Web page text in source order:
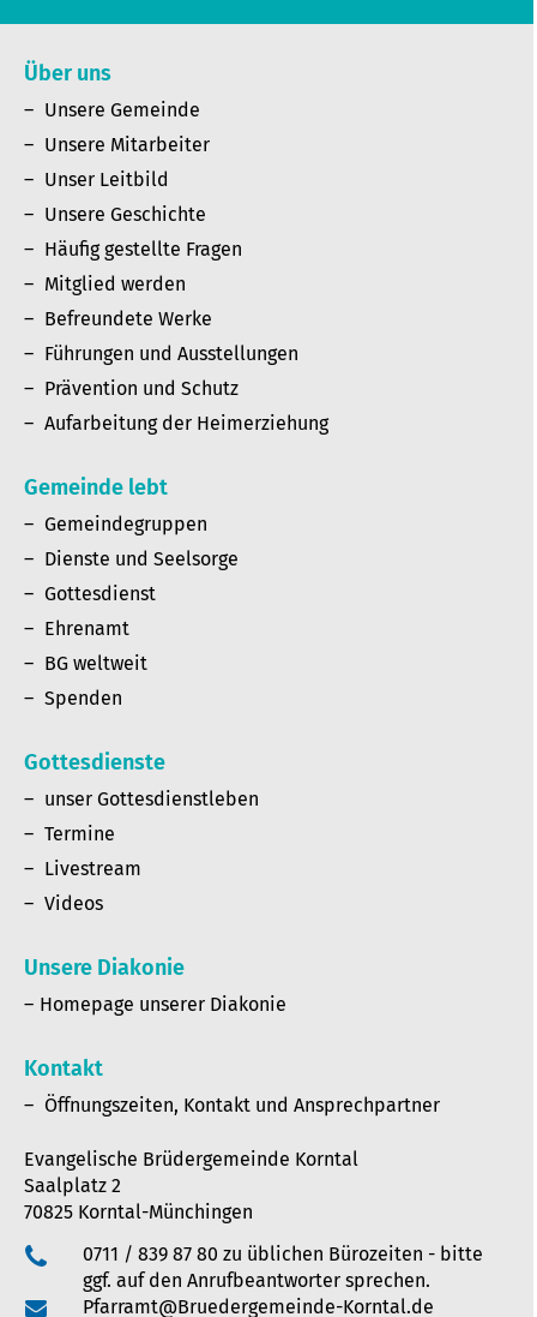
Über uns
Unsere Gemeinde
Unsere Mitarbeiter
Unser Leitbild
Unsere Geschichte
Häufig gestellte Fragen
Mitglied werden
Befreundete Werke
Führungen und Ausstellungen
Prävention und Schutz
Aufarbeitung der Heimerziehung
Gemeinde lebt
Gemeindegruppen
Dienste und Seelsorge
Gottesdienst
Ehrenamt
BG weltweit
Spenden
Gottesdienste
unser Gottesdienstleben
Termine
Livestream
Videos
Unsere Diakonie
Homepage unserer Diakonie
Kontakt
Öffnungszeiten, Kontakt und Ansprechpartner
Evangelische Brüdergemeinde Korntal
Saalplatz 2
70825 Korntal-Münchingen
0711 / 839 87 80 zu üblichen Bürozeiten - bitte
ggf. auf den Anrufbeantworter sprechen.
Pfarramt@Bruedergemeinde-Korntal.de